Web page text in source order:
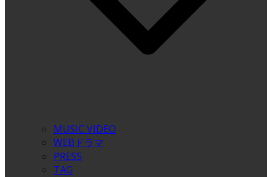
MUSIC VIDEO
WEBドラマ
PRESS
TAG